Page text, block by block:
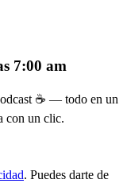
7:00 am
☕ — todo en un
con un clic.
. Puedes darte de